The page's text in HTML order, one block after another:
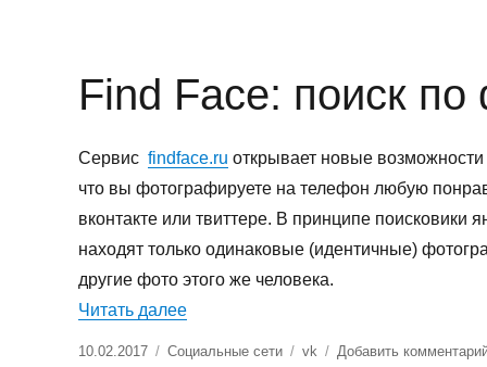
Find Face: поиск
Сервис findface.ru открывает новые
что вы фотографируете на телефон любую
вконтакте или твиттере. В принципе поисковики
находят только одинаковые (идентичные)
другие фото этого же человека.
Читать далее«Find Face: поиск по фотографии»
Опубликовано
10.02.2017 Рубрики
Социальные сети Метки
vk Добавить